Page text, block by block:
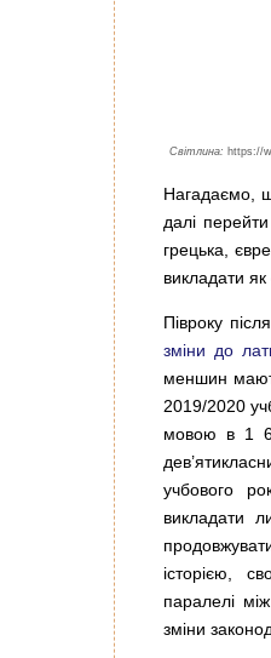
Світлина: https://
Нагадаємо,
далі
грецька,
викладати як
Півроку
зміни до
меншин
2019/2020
мовою в 1 6
учбового
викладати
історією,
паралелі
зміни